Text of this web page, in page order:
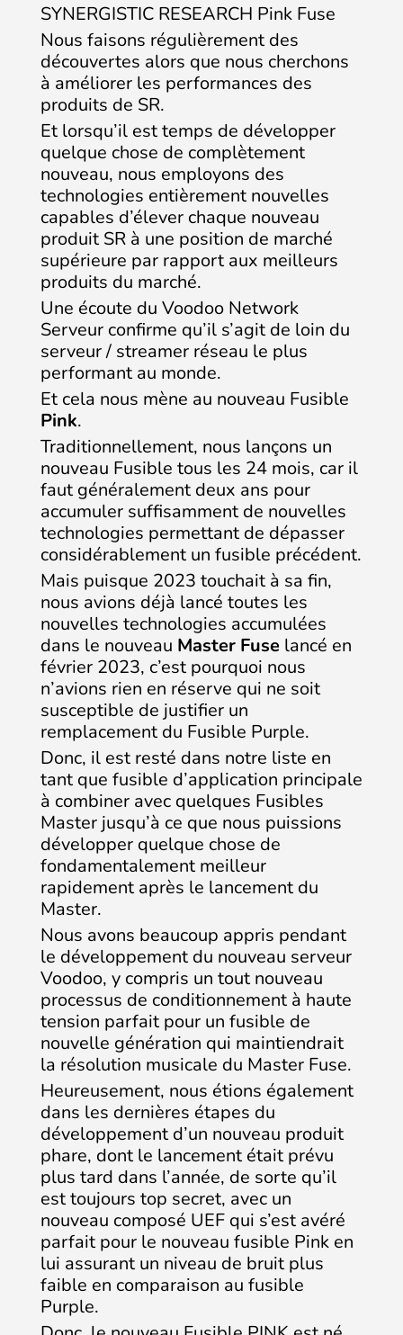
SYNERGISTIC RESEARCH Pink Fuse
Nous faisons régulièrement des
découvertes alors que nous cherchons
à améliorer les performances des
produits de SR.
Et lorsqu’il est temps de développer
quelque chose de complètement
nouveau, nous employons des
technologies entièrement nouvelles
capables d’élever chaque nouveau
produit SR à une position de marché
supérieure par rapport aux meilleurs
produits du marché.
Une écoute du Voodoo Network
Serveur confirme qu’il s’agit de loin du
serveur / streamer réseau le plus
performant au monde.
Et cela nous mène au nouveau Fusible
Pink.
Traditionnellement, nous lançons un
nouveau Fusible tous les 24 mois, car il
faut généralement deux ans pour
accumuler suffisamment de nouvelles
technologies permettant de dépasser
considérablement un fusible précédent.
Mais puisque 2023 touchait à sa fin,
nous avions déjà lancé toutes les
nouvelles technologies accumulées
dans le nouveau Master Fuse lancé en
février 2023, c’est pourquoi nous
n’avions rien en réserve qui ne soit
susceptible de justifier un
remplacement du Fusible Purple.
Donc, il est resté dans notre liste en
tant que fusible d’application principale
à combiner avec quelques Fusibles
Master jusqu’à ce que nous puissions
développer quelque chose de
fondamentalement meilleur
rapidement après le lancement du
Master.
Nous avons beaucoup appris pendant
le développement du nouveau serveur
Voodoo, y compris un tout nouveau
processus de conditionnement à haute
tension parfait pour un fusible de
nouvelle génération qui maintiendrait
la résolution musicale du Master Fuse.
Heureusement, nous étions également
dans les dernières étapes du
développement d’un nouveau produit
phare, dont le lancement était prévu
plus tard dans l’année, de sorte qu’il
est toujours top secret, avec un
nouveau composé UEF qui s’est avéré
parfait pour le nouveau fusible Pink en
lui assurant un niveau de bruit plus
faible en comparaison au fusible
Purple.